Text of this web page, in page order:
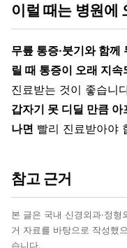
이럴 때는 병원에
무릎 통증·붓기와 함
릴 때 통증이 오래 지속
진료받는 것이 좋습니
갑자기 못 디딜 만큼
나면 빨리 진료받아야
참고 근거
본 글은 국내 신경외과·정형
거 자료를 바탕으로 작성했
습니다.